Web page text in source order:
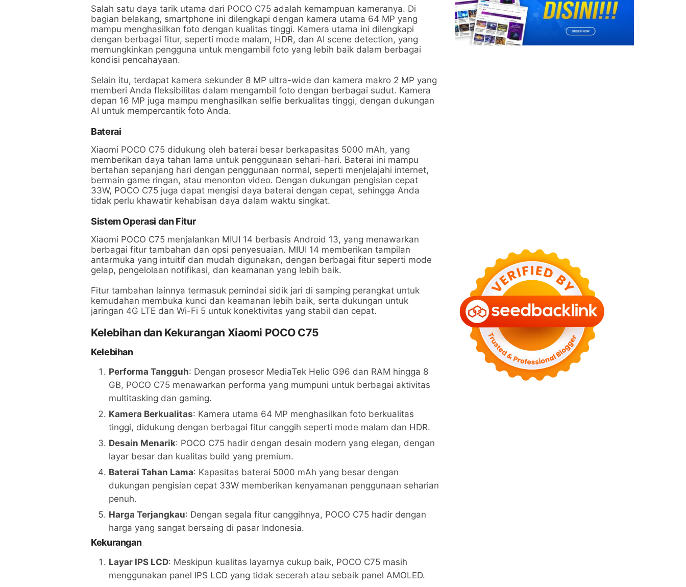
Salah satu daya tarik utama dari POCO C75 adalah kemampuan kameranya. Di
bagian belakang, smartphone ini dilengkapi dengan kamera utama 64 MP yang
mampu menghasilkan foto dengan kualitas tinggi. Kamera utama ini dilengkapi
dengan berbagai fitur, seperti mode malam, HDR, dan AI scene detection, yang
memungkinkan pengguna untuk mengambil foto yang lebih baik dalam berbagai
kondisi pencahayaan.
Selain itu, terdapat kamera sekunder 8 MP ultra-wide dan kamera makro 2 MP yang
memberi Anda fleksibilitas dalam mengambil foto dengan berbagai sudut. Kamera
depan 16 MP juga mampu menghasilkan selfie berkualitas tinggi, dengan dukungan
AI untuk mempercantik foto Anda.
Baterai
Xiaomi POCO C75 didukung oleh baterai besar berkapasitas 5000 mAh, yang
memberikan daya tahan lama untuk penggunaan sehari-hari. Baterai ini mampu
bertahan sepanjang hari dengan penggunaan normal, seperti menjelajahi internet,
bermain game ringan, atau menonton video. Dengan dukungan pengisian cepat
33W, POCO C75 juga dapat mengisi daya baterai dengan cepat, sehingga Anda
tidak perlu khawatir kehabisan daya dalam waktu singkat.
Sistem Operasi dan Fitur
Xiaomi POCO C75 menjalankan MIUI 14 berbasis Android 13, yang menawarkan
berbagai fitur tambahan dan opsi penyesuaian. MIUI 14 memberikan tampilan
antarmuka yang intuitif dan mudah digunakan, dengan berbagai fitur seperti mode
gelap, pengelolaan notifikasi, dan keamanan yang lebih baik.
Fitur tambahan lainnya termasuk pemindai sidik jari di samping perangkat untuk
kemudahan membuka kunci dan keamanan lebih baik, serta dukungan untuk
jaringan 4G LTE dan Wi-Fi 5 untuk konektivitas yang stabil dan cepat.
Kelebihan dan Kekurangan Xiaomi POCO C75
Kelebihan
Performa Tangguh: Dengan prosesor MediaTek Helio G96 dan RAM hingga 8
GB, POCO C75 menawarkan performa yang mumpuni untuk berbagai aktivitas
multitasking dan gaming.
Kamera Berkualitas: Kamera utama 64 MP menghasilkan foto berkualitas
tinggi, didukung dengan berbagai fitur canggih seperti mode malam dan HDR.
Desain Menarik: POCO C75 hadir dengan desain modern yang elegan, dengan
layar besar dan kualitas build yang premium.
Baterai Tahan Lama: Kapasitas baterai 5000 mAh yang besar dengan
dukungan pengisian cepat 33W memberikan kenyamanan penggunaan seharian
penuh.
Harga Terjangkau: Dengan segala fitur canggihnya, POCO C75 hadir dengan
harga yang sangat bersaing di pasar Indonesia.
Kekurangan
Layar IPS LCD: Meskipun kualitas layarnya cukup baik, POCO C75 masih
menggunakan panel IPS LCD yang tidak secerah atau sebaik panel AMOLED.